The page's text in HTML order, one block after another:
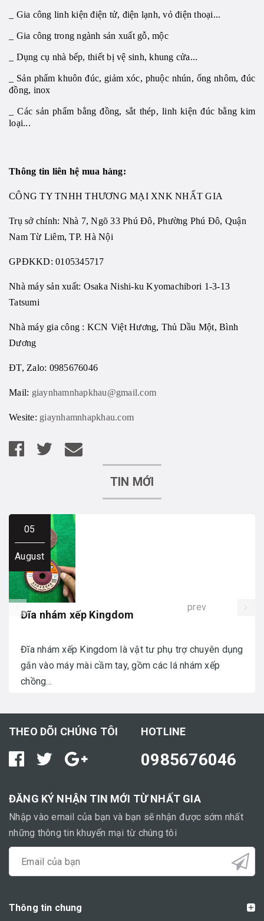
_ Gia công linh kiện điện tử, điện lạnh, vỏ điện thoại...
_ Gia công trong ngành sản xuất gỗ, mộc
_ Dụng cụ nhà bếp, thiết bị vệ sinh, khung cửa...
_ Sản phẩm khuôn đúc, giảm xóc, phuộc nhún, ống nhôm, đúc
đồng, inox
_ Các sản phẩm bằng đồng, sắt thép, linh kiện đúc bằng kim
loại...
Thông tin liên hệ mua hàng:
CÔNG TY TNHH THƯƠNG MẠI XNK NHẤT GIA
Trụ sở chính: Nhà 7, Ngõ 33 Phú Đô, Phường Phú Đô, Quận
Nam Từ Liêm, TP. Hà Nội
GPĐKKD: 0105345717
Nhà máy sản xuất: Osaka Nishi-ku Kyomachibori 1-3-13
Tatsumi
Nhà máy gia công : KCN Việt Hương, Thủ Dầu Một, Bình
Dương
ĐT, Zalo: 0985676046
Mail: giaynhamnhapkhau@gmail.com
Wesite: giaynhamnhapkhau.com
TIN MỚI
05
August
Đĩa nhám xếp Kingdom
Đĩa nhám xếp Kingdom là vật tư phụ trợ chuyên dụng
gắn vào máy mài cầm tay, gồm các lá nhám xếp
chồng...
prev
THEO DÕI CHÚNG TÔI HOTLINE
0985676046
ĐĂNG KÝ NHẬN TIN MỚI TỪ NHẤT GIA
Nhập vào email của bạn và bạn sẽ nhận được sớm nhất
những thông tin khuyến mại từ chúng tôi
Thông tin chung